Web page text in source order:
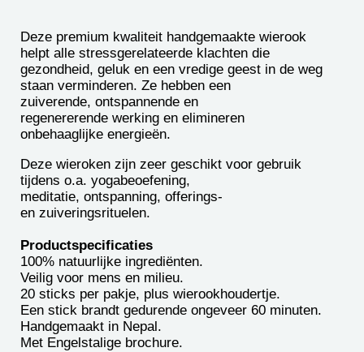
Deze premium kwaliteit handgemaakte wierook
helpt alle stressgerelateerde klachten die
gezondheid, geluk en een vredige geest in de weg
staan verminderen. Ze hebben een
zuiverende, ontspannende en
regenererende werking en elimineren
onbehaaglijke energieën.
Deze wieroken zijn zeer geschikt voor gebruik
tijdens o.a. yogabeoefening,
meditatie, ontspanning, offerings-
en zuiveringsrituelen.
Productspecificaties
100% natuurlijke ingrediënten.
Veilig voor mens en milieu.
20 sticks per pakje, plus wierookhoudertje.
Een stick brandt gedurende ongeveer 60 minuten.
Handgemaakt in Nepal.
Met Engelstalige brochure.